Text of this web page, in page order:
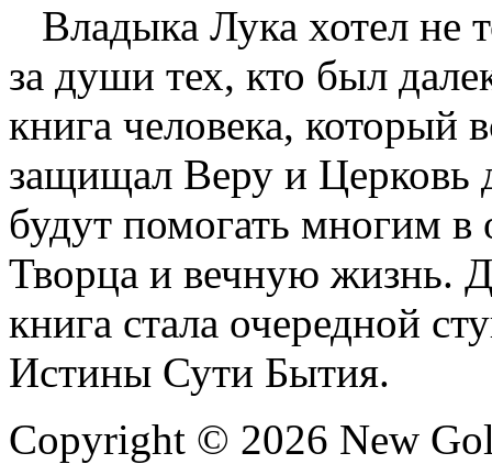
Владыка Лука хотел не
за души тех, кто был
книга человека,
защищал Веру и Церковь
будут помогать многим
Творца и вечную жизнь.
книга стала очередной
Истины Сути Бытия.
Copyright © 2026 New